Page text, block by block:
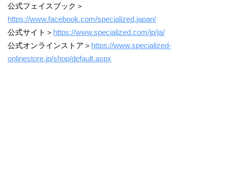
公式フェイスブック＞
https://www.facebook.com/specialized.japan/
公式サイト＞ https://www.specialized.com/jp/ja/
公式オンラインストア＞ https://www.specialized-
onlinestore.jp/shop/default.aspx